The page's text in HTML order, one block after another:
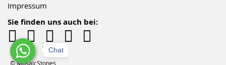
Impressum
Sie finden uns auch bei:
© MosaicStones
Chat